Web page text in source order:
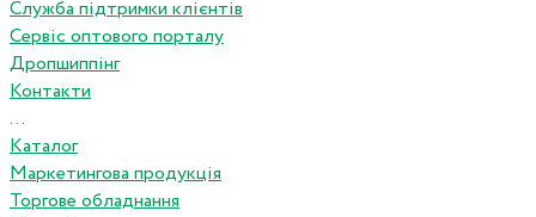
Служба підтримки клієнтів
Сервіс оптового порталу
Дропшиппінг
Контакти
...
Каталог
Маркетингова продукція
Торгове обладнання